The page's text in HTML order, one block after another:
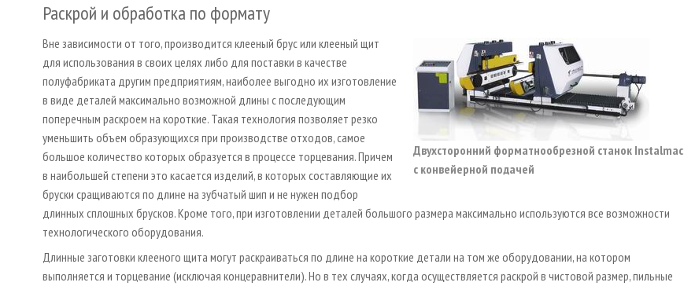
Раскрой и обработка по формату
Двухсторонний форматнообрезной станок Instalmac
с конвейерной подачей
Вне зависимости от того, производится клееный брус или клееный щит
для использования в своих целях либо для поставки в качестве
полуфабриката другим предприятиям, наиболее выгодно их изготовление
в виде деталей максимально возможной длины с последующим
поперечным раскроем на короткие. Такая технология позволяет резко
уменьшить объем образующихся при производстве отходов, самое
большое количество которых образуется в процессе торцевания. Причем
в наибольшей степени это касается изделий, в которых составляющие их
бруски сращиваются по длине на зубчатый шип и не нужен подбор
длинных сплошных брусков. Кроме того, при изготовлении деталей большого размера максимально используются все возможности
технологического оборудования.
Длинные заготовки клееного щита могут раскраиваться по длине на короткие детали на том же оборудовании, на котором
выполняется и торцевание (исключая концеравнители). Но в тех случаях, когда осуществляется раскрой в чистовой размер, пильные